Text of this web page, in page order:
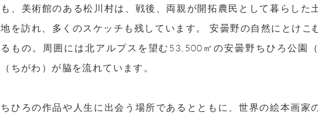
も、美術館のある松川村は、戦後、両親が開拓農民として暮らした
地を訪れ、多くのスケッチも残しています。 安曇野の自然にとけこ
るもの。周囲には北アルプスを望む53,500㎡の安曇野ちひろ公園
（ちがわ）が脇を流れています。
ちひろの作品や人生に出会う場所であるとともに、世界の絵本画家